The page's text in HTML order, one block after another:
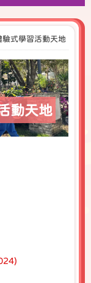
驗式學習活動天地
動天地